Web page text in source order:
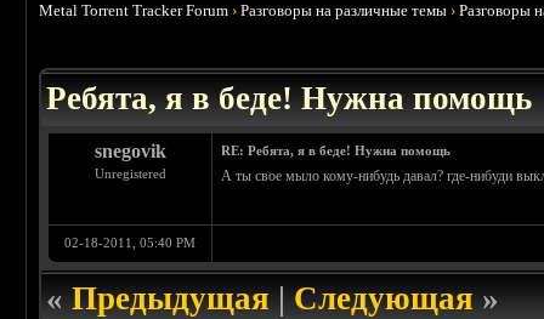
Metal Torrent Tracker Forum ›Разговоры на различные темы ›Разговоры
Ребята, я в беде! Нужна помощь
snegovik
Unregistered
RE: Ребята, я в беде! Нужна помощь
А ты свое мыло кому-нибудь давал? где-нибуди
02-18-2011, 05:40 PM
«Предыдущая|Следующая»